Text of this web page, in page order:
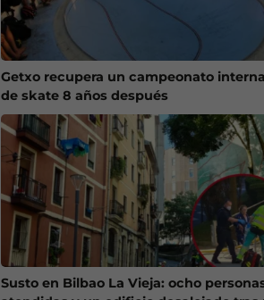
Getxo recupera un campeonato
de skate 8 años después
Susto en Bilbao La Vieja: ocho